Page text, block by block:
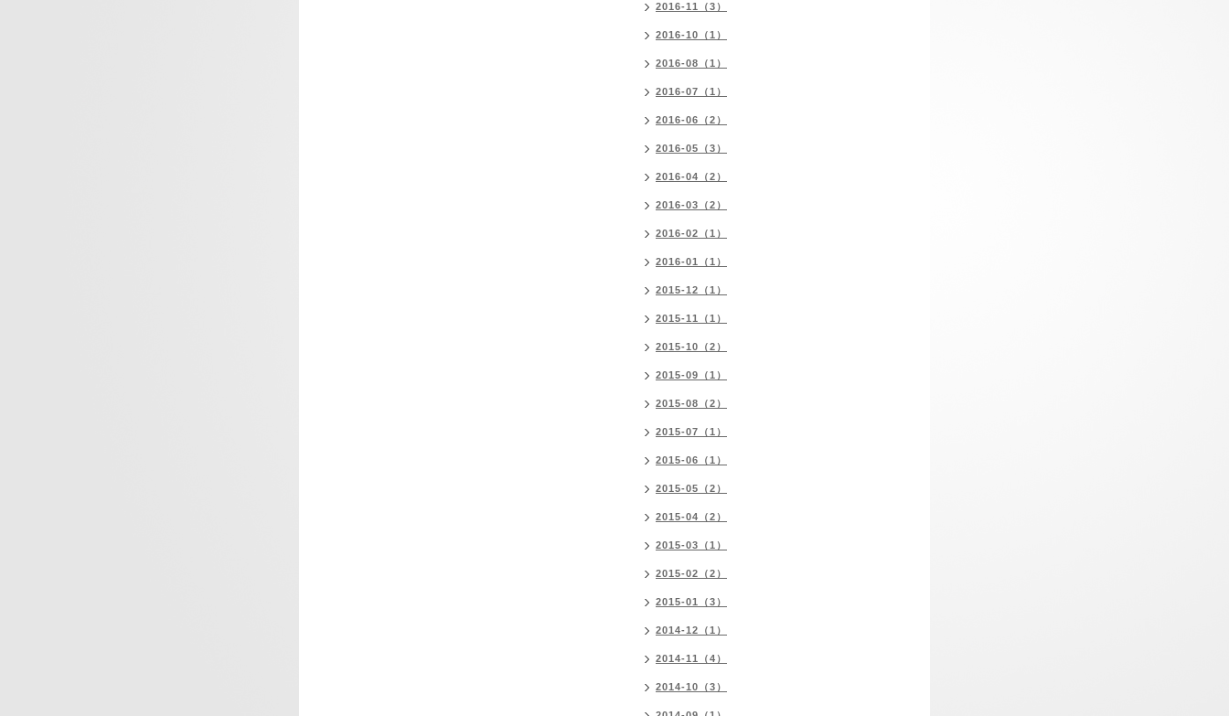
2016-11（3）
2016-10（1）
2016-08（1）
2016-07（1）
2016-06（2）
2016-05（3）
2016-04（2）
2016-03（2）
2016-02（1）
2016-01（1）
2015-12（1）
2015-11（1）
2015-10（2）
2015-09（1）
2015-08（2）
2015-07（1）
2015-06（1）
2015-05（2）
2015-04（2）
2015-03（1）
2015-02（2）
2015-01（3）
2014-12（1）
2014-11（4）
2014-10（3）